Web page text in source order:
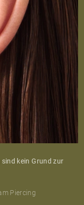
kein Grund zur
Piercing